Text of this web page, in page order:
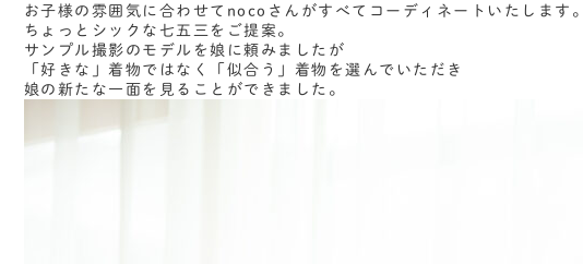
お子様の雰囲気に合わせてnocoさんがすべてコーディネートいたします。
ちょっとシックな七五三をご提案。
サンプル撮影のモデルを娘に頼みましたが
「好きな」着物ではなく「似合う」着物を選んでいただき
娘の新たな一面を見ることができました。